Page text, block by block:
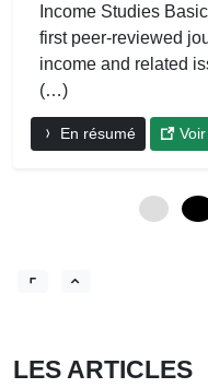
Income Studies
first peer-reviewed
income and related
(…)
En résumé
LES ARTICLES